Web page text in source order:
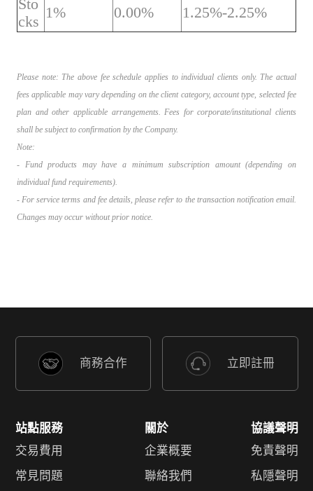
Sto
cks
1% 0.00% 1.25%-2.25%
Please note: The above fee schedule applies to individual clients only. The actual
fees applicable may vary depending on the client category, account type, selected fee
plan and other applicable arrangements. Fees for corporate/institutional clients
shall be subject to confirmation by the Company.
Note:
- Fund products may have a minimum subscription amount (depending on
individual fund requirements).
- For service terms and fee details, please refer to the transaction notification email.
Changes may occur without prior notice.
商務合作 立即註冊
站點服務
交易費用
常見問題
關於
企業概要
聯絡我們
協議聲明
免責聲明
私隱聲明